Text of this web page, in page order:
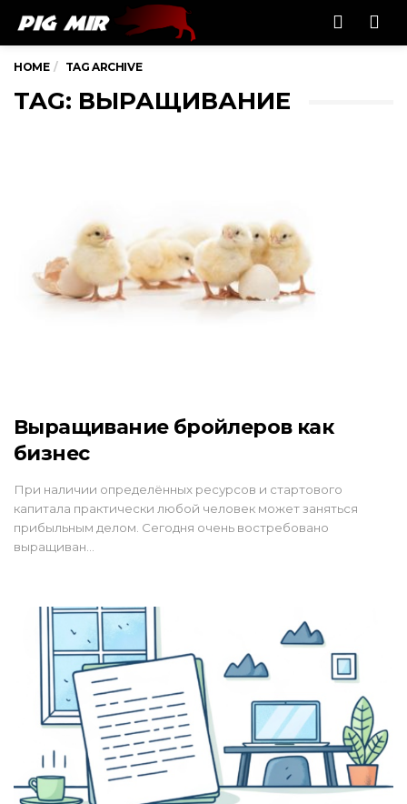
HOME TAG ARCHIVE
TAG: ВЫРАЩИВАНИЕ
Выращивание бройлеров как
бизнес
При наличии определённых ресурсов и стартового
капитала практически любой человек может заняться
прибыльным делом. Сегодня очень востребовано
выращиван…